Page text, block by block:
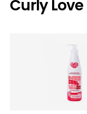
Curly Love